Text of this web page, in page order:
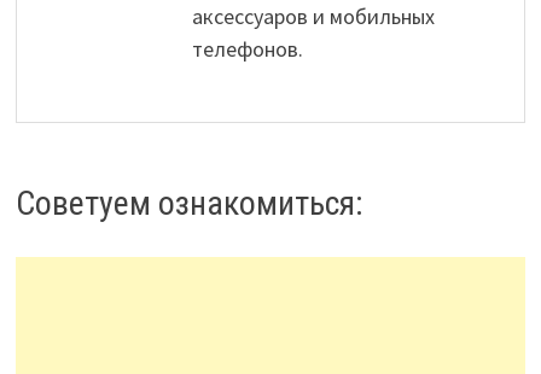
аксессуаров и мобильных
телефонов.
Советуем ознакомиться: